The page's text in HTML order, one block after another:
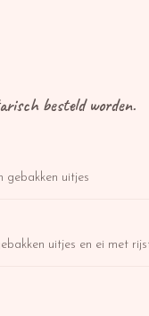
besteld worden.
gebakken uitjes
uitjes en ei met